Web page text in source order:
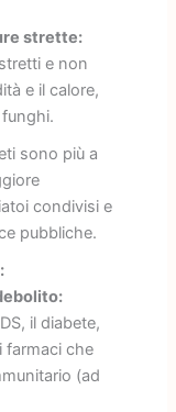
strette:
e non
e il calore,
sono più a
condivisi e
pubbliche.
il diabete,
farmaci che
(ad